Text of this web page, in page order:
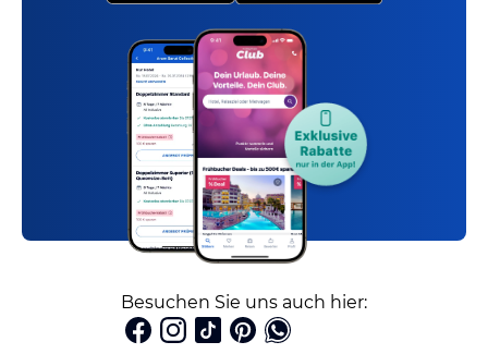
Besuchen Sie uns auch hier: